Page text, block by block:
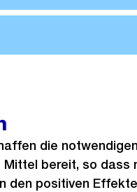
die
bereit, so dass
den positiven